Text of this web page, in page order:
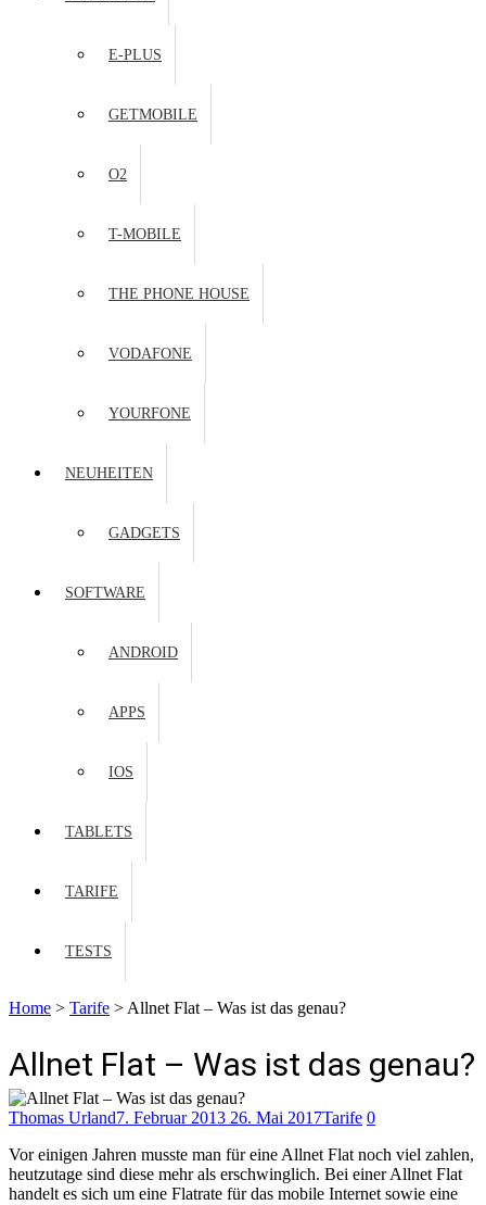
E-PLUS
GETMOBILE
O2
T-MOBILE
THE PHONE HOUSE
VODAFONE
YOURFONE
NEUHEITEN
GADGETS
SOFTWARE
ANDROID
APPS
IOS
TABLETS
TARIFE
TESTS
Home > Tarife > Allnet Flat – Was ist das genau?
Allnet Flat – Was ist das genau?
Thomas Urland7. Februar 2013 26. Mai 2017Tarife 0
Vor einigen Jahren musste man für eine Allnet Flat noch viel zahlen,
heutzutage sind diese mehr als erschwinglich. Bei einer Allnet Flat
handelt es sich um eine Flatrate für das mobile Internet sowie eine